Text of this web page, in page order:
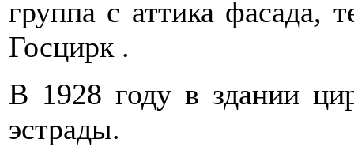
группа с аттика фасада,
Госцирк .
В 1928 году в здании
эстрады.